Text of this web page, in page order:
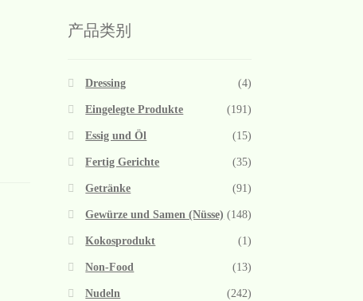
产品类别
Dressing (4)
Eingelegte Produkte (191)
Essig und Öl (15)
Fertig Gerichte (35)
Getränke (91)
Gewürze und Samen (Nüsse) (148)
Kokosprodukt (1)
Non-Food (13)
Nudeln (242)